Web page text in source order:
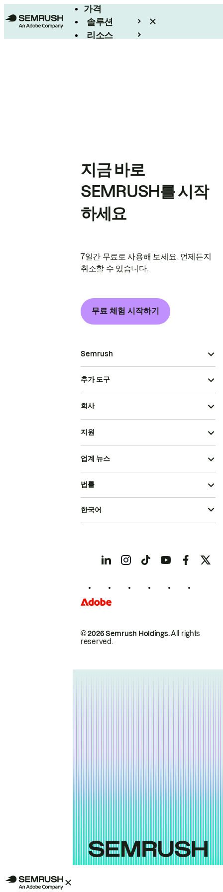
가격
솔루션
리소스
지금 바로
SEMRUSH를 시작
하세요
7일간 무료로 사용해 보세요. 언제든지
취소할 수 있습니다.
무료 체험 시작하기
Semrush
추가 도구
회사
지원
업계 뉴스
© 2026 Semrush Holdings.All rights
reserved.
법률
한국어